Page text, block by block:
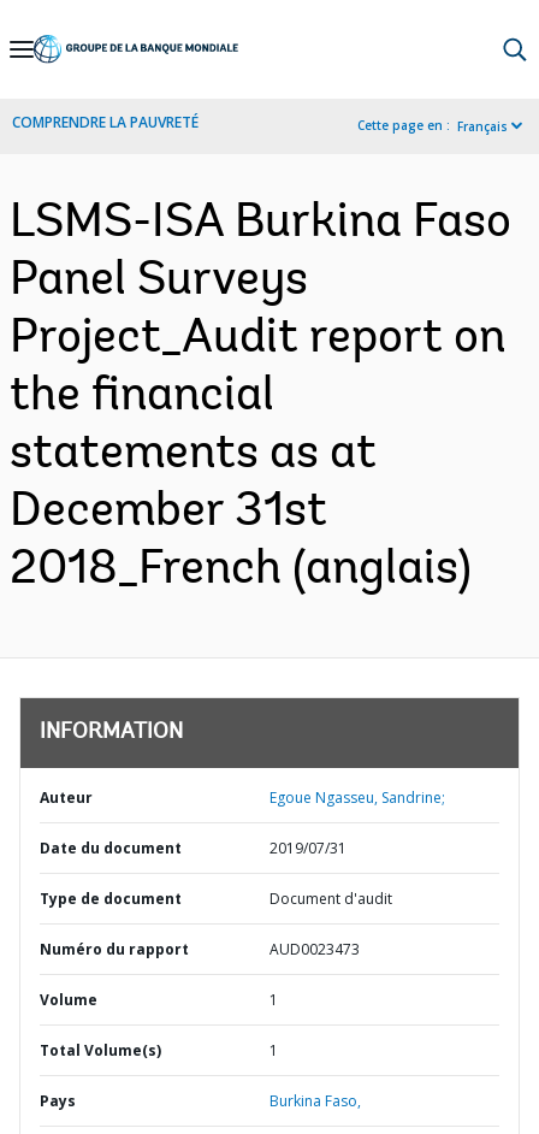
Skip
Navigation
COMPRENDRE LA PAUVRETÉ Cette page en : Français
LSMS-ISA Burkina Faso
Panel Surveys
Project_Audit report on
the financial
statements as at
December 31st
2018_French (anglais)
INFORMATION
Auteur Egoue Ngasseu, Sandrine;
Date du document 2019/07/31
Type de document Document d'audit
Numéro du rapport AUD0023473
Volume 1
Total Volume(s) 1
Pays Burkina Faso,